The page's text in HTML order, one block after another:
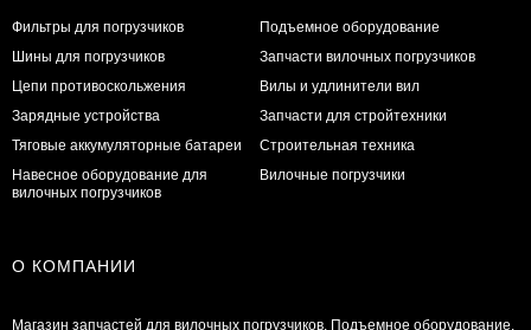
Фильтры для погрузчиков
Шины для погрузчиков
Цепи противоскольжения
Зарядные устройства
Тяговые аккумуляторные батареи
Навесное оборудование для
вилочных погрузчиков
Подъемное оборудование
Запчасти вилочных погрузчиков
Вилы и удлинители вил
Запчасти для стройтехники
Строительная техника
Вилочные погрузчики
О КОМПАНИИ
Магазин запчастей для вилочных погрузчиков. Подъемное оборудование.